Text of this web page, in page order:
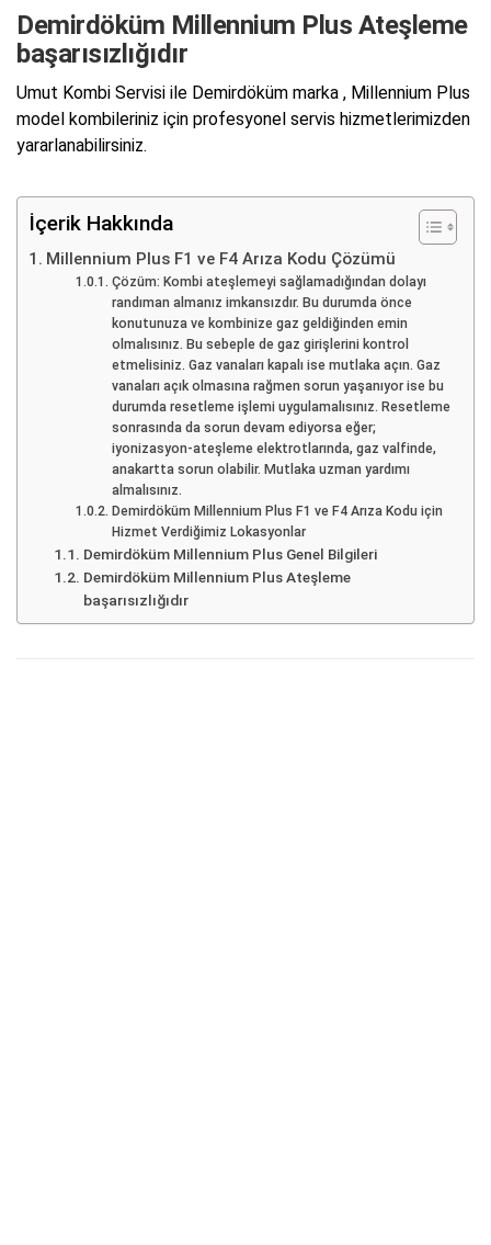
Demirdöküm Millennium Plus Ateşleme
başarısızlığıdır
Umut Kombi Servisi ile Demirdöküm marka , Millennium Plus
model kombileriniz için profesyonel servis hizmetlerimizden
yararlanabilirsiniz.
İçerik Hakkında
Millennium Plus F1 ve F4 Arıza Kodu Çözümü
Çözüm: Kombi ateşlemeyi sağlamadığından dolayı
randıman almanız imkansızdır. Bu durumda önce
konutunuza ve kombinize gaz geldiğinden emin
olmalısınız. Bu sebeple de gaz girişlerini kontrol
etmelisiniz. Gaz vanaları kapalı ise mutlaka açın. Gaz
vanaları açık olmasına rağmen sorun yaşanıyor ise bu
durumda resetleme işlemi uygulamalısınız. Resetleme
sonrasında da sorun devam ediyorsa eğer;
iyonizasyon-ateşleme elektrotlarında, gaz valfinde,
anakartta sorun olabilir. Mutlaka uzman yardımı
almalısınız.
Demirdöküm Millennium Plus F1 ve F4 Arıza Kodu için
Hizmet Verdiğimiz Lokasyonlar
Demirdöküm Millennium Plus Genel Bilgileri
Demirdöküm Millennium Plus Ateşleme
başarısızlığıdır